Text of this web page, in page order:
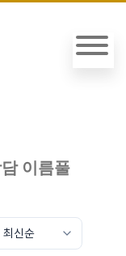
이름풀